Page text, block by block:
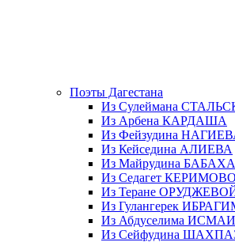
Поэты Дагестана
Из Сулеймана
Из Арбена КАРДАША
Из Фейзудина
Из Кейседина АЛИЕВА
Из Майрудина
Из Седагет
Из Теране
Из Гулангерек
Из Абдуселима
Из Сейфудина